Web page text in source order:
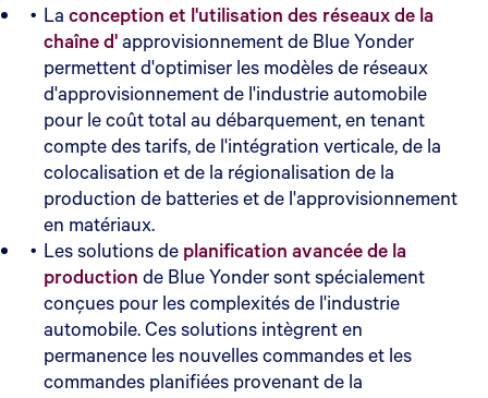
La conception et l'utilisation des réseaux de la
chaîne d'approvisionnement de Blue Yonder
permettent d'optimiser les modèles de réseaux
d'approvisionnement de l'industrie automobile
pour le coût total au débarquement, en tenant
compte des tarifs, de l'intégration verticale, de la
colocalisation et de la régionalisation de la
production de batteries et de l'approvisionnement
en matériaux.
Les solutions de planification avancée de la
production de Blue Yonder sont spécialement
conçues pour les complexités de l'industrie
automobile. Ces solutions intègrent en
permanence les nouvelles commandes et les
commandes planifiées provenant de la